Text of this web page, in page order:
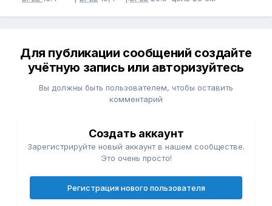
Для публикации сообщений создайте
учётную запись или авторизуйтесь
Вы должны быть пользователем, чтобы оставить
комментарий
Создать аккаунт
Зарегистрируйте новый аккаунт в нашем сообществе.
Это очень просто!
Регистрация нового пользователя